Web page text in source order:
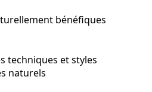
bénéfiques
techniques et styles
naturels